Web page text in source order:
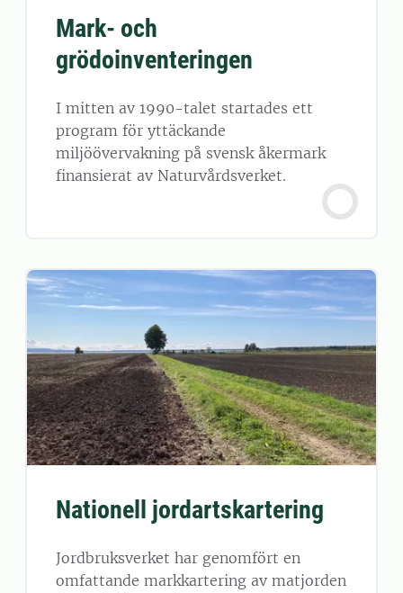
Mark- och
grödoinventeringen
I mitten av 1990-talet startades ett
program för yttäckande
miljöövervakning på svensk åkermark
finansierat av Naturvårdsverket.
Nationell jordartskartering
Jordbruksverket har genomfört en
omfattande markkartering av matjorden